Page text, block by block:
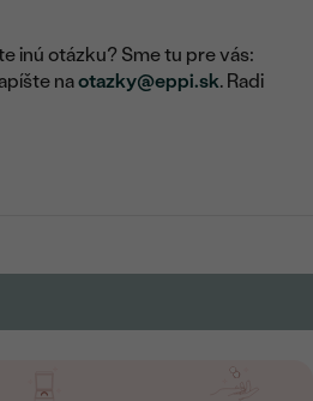
inú otázku? Sme tu pre vás:
naotazky@eppi.sk. Radi